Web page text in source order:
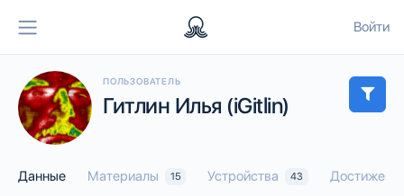
Войти
ПОЛЬЗОВАТЕЛЬ
Гитлин Илья (iGitlin)
Данные Материалы 15 Устройства 43